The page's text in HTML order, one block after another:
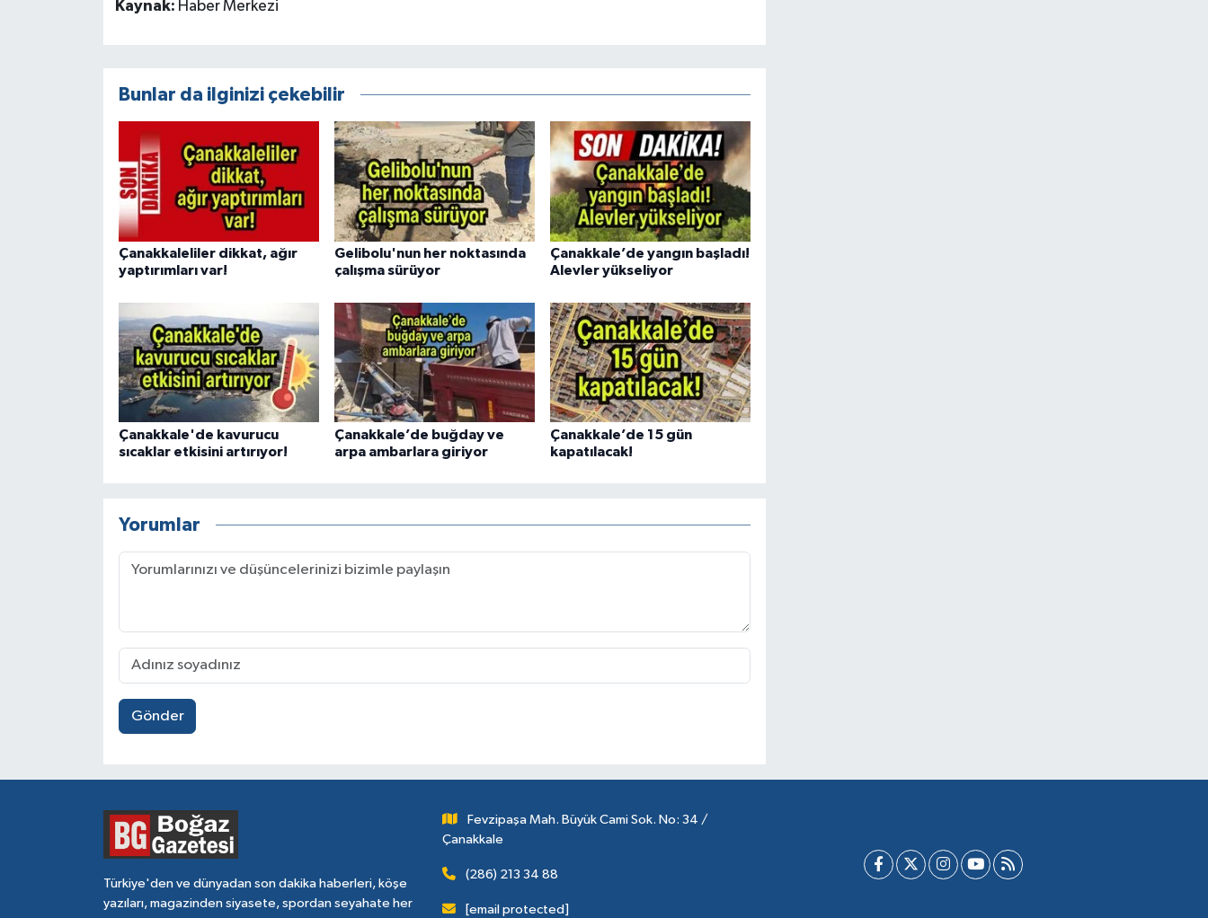
Kaynak: Haber Merkezi
Bunlar da ilginizi çekebilir
Çanakkaleliler dikkat, ağır
yaptırımları var!
Gelibolu'nun her noktasında
çalışma sürüyor
Çanakkale’de yangın başladı!
Alevler yükseliyor
Çanakkale'de kavurucu
sıcaklar etkisini artırıyor!
Çanakkale’de buğday ve
arpa ambarlara giriyor
Çanakkale’de 15 gün
kapatılacak!
Yorumlar
Gönder
Türkiye'den ve dünyadan son dakika haberleri, köşe
yazıları, magazinden siyasete, spordan seyahate her
Fevzipaşa Mah. Büyük Cami Sok. No: 34 /
Çanakkale
(286) 213 34 88
[email protected]